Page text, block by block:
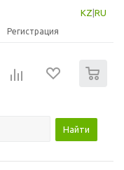
KZ RU
Регистрация
Найти